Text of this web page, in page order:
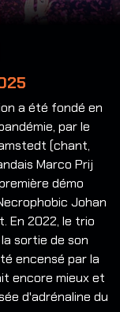
a été fondé en
par le
(chant,
Marco Prij
démo
Johan
En 2022, le trio
sortie de son
encensé par la
encore mieux et
d'adrénaline du